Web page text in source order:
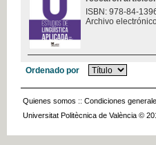
ISBN: 978-84-
Archivo
Ordenado por
Quienes somos :: Condiciones
Universitat Politècnica de València ©